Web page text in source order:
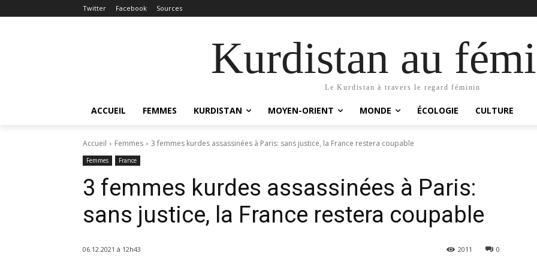
Twitter Facebook Sources
Kurdistan au
Le Kurdistan à travers le regard féminin
ACCUEIL FEMMES KURDISTAN MOYEN-ORIENT MONDE ÉCOLOGIE CULTURE
Accueil Femmes 3 femmes kurdes assassinées à Paris: sans justice, la France restera coupable
Femmes France
3 femmes kurdes assassinées à Paris:
sans justice, la France restera coupable
06.12.2021 à 12h43 0
2011